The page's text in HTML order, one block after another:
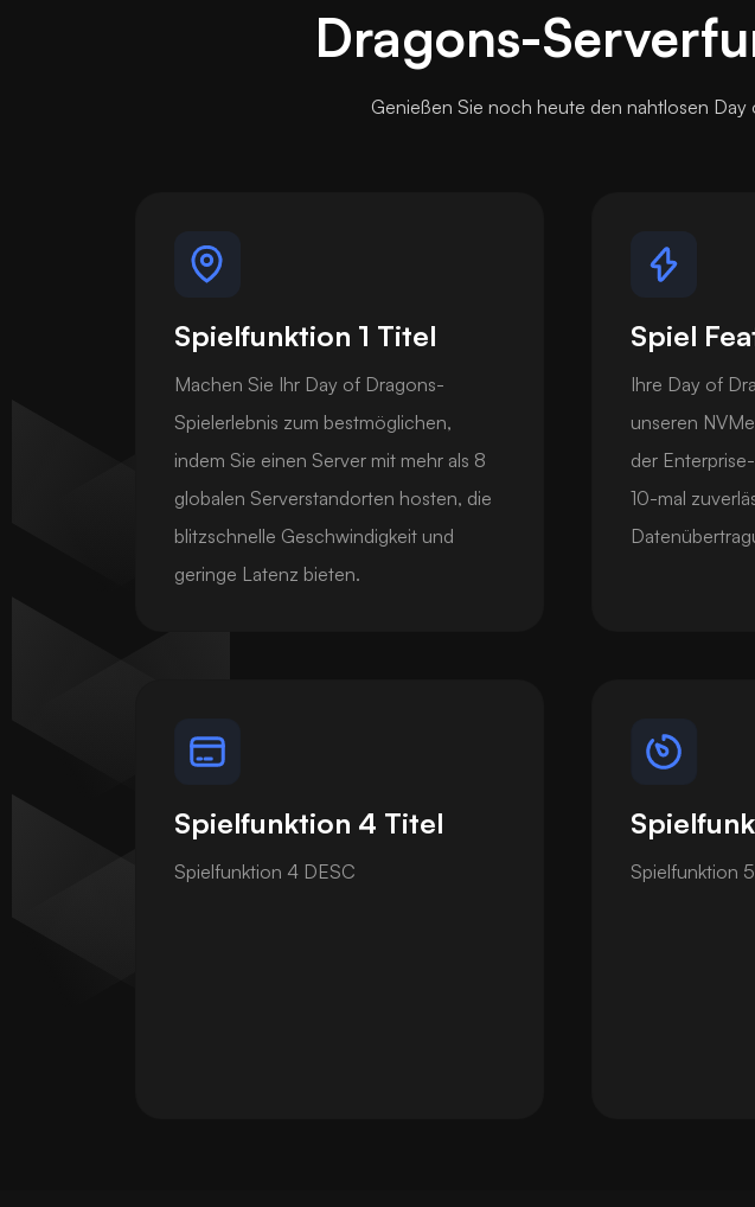
Dragons-
Genießen Sie noch heute den nahtlosen
Spielfunktion 1 Titel
Machen Sie Ihr Day of Dragons-
Spielerlebnis zum bestmöglichen,
indem Sie einen Server mit mehr als 8
globalen Serverstandorten hosten, die
blitzschnelle Geschwindigkeit und
geringe Latenz bieten.
Spiel
Ihre Day of
unseren
der
10-mal
Spielfunktion 4 Titel
Spielfunktion 4 DESC Spielfunktion